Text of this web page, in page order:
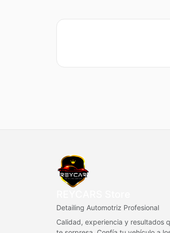
Detailing Automotriz Profesional
Calidad, experiencia y resultados